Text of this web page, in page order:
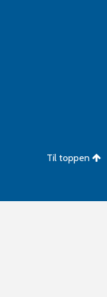
Til toppen